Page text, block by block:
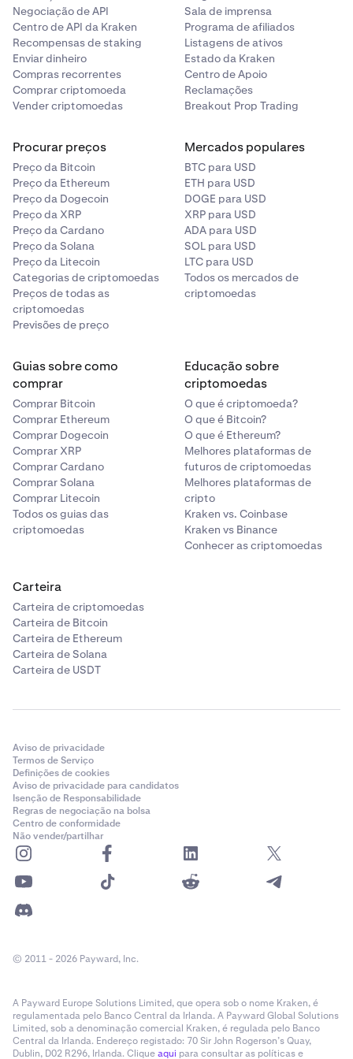
NFTs Arquivados (isto não queima nem elimina o NFT
da sua carteira). Para ver os NFTs arquivados,
navegue até à pasta
NFTs Arquivadosna vista
Coleções
na parte inferior da lista; pode recuperar
itens tocando num NFT arquivado e tocando no
botãoDesarquivar
vista de galeria. Enquanto estiver na vista de galeria,
pode usar os seus dedos para aumentar/diminuir o
zoom e mover as imagens.
Também pode Favoritar ou Enviar o NFT tocando
no botão correspondente no canto inferior
direito.
Para sair da vista de galeria, pode tocar no botão
de fechar no canto superior ou simplesmente
deslizar a imagem para fora.
(.mp3) ou vídeo (.mov), não são suportados neste
momento. Isto não afeta a sua capacidade de enviar
ou receber estes tipos de NFT, apenas afeta a sua
experiência de multimédia na aplicação.
6
Assim que estiver pronto para enviar, toque em
Confirmar.
b)Para partilhar um endereço, toque no símbolo do
código QR e, em seguida, toque no botão Partilhar.
Negociação de API
Centro de API da Kraken
Recompensas de staking
Enviar dinheiro
Compras recorrentes
Comprar criptomoeda
Vender criptomoedas
Sala de imprensa
Programa de afiliados
Listagens de ativos
Estado da Kraken
Centro de Apoio
Reclamações
Breakout Prop Trading
Procurar preços
Preço da Bitcoin
Preço da Ethereum
Preço da Dogecoin
Preço da XRP
Preço da Cardano
Preço da Solana
Preço da Litecoin
Categorias de criptomoedas
Preços de todas as
criptomoedas
Previsões de preço
Mercados populares
BTC para USD
ETH para USD
DOGE para USD
XRP para USD
ADA para USD
SOL para USD
LTC para USD
Todos os mercados de
criptomoedas
Guias sobre como
comprar
Comprar Bitcoin
Comprar Ethereum
Comprar Dogecoin
Comprar XRP
Comprar Cardano
Comprar Solana
Comprar Litecoin
Todos os guias das
criptomoedas
Educação sobre
criptomoedas
O que é criptomoeda?
O que é Bitcoin?
O que é Ethereum?
Melhores plataformas de
futuros de criptomoedas
Melhores plataformas de
cripto
Kraken vs. Coinbase
Kraken vs Binance
Conhecer as criptomoedas
Carteira
Carteira de criptomoedas
Carteira de Bitcoin
Carteira de Ethereum
Carteira de Solana
Carteira de USDT
Aviso de privacidade
Termos de Serviço
Definições de cookies
Aviso de privacidade para candidatos
Isenção de Responsabilidade
Regras de negociação na bolsa
Centro de conformidade
Não vender/partilhar
© 2011 - 2026 Payward, Inc.
A Payward Europe Solutions Limited, que opera sob o nome Kraken, é
regulamentada pelo Banco Central da Irlanda. A Payward Global Solutions
Limited, sob a denominação comercial Kraken, é regulada pelo Banco
Central da Irlanda. Endereço registado: 70 Sir John Rogerson’s Quay,
Dublin, D02 R296, Irlanda. Cliqueaqui para consultar as políticas e